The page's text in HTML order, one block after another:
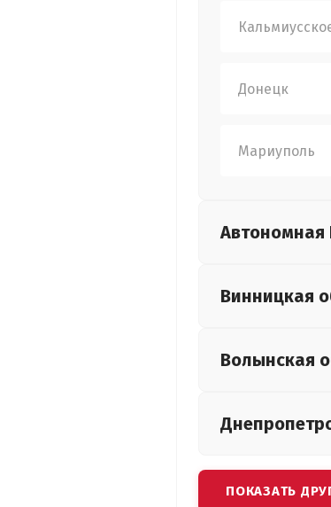
Донецк
Мариуполь
Автономная
Винницкая
Волынская
ПОКАЗАТЬ